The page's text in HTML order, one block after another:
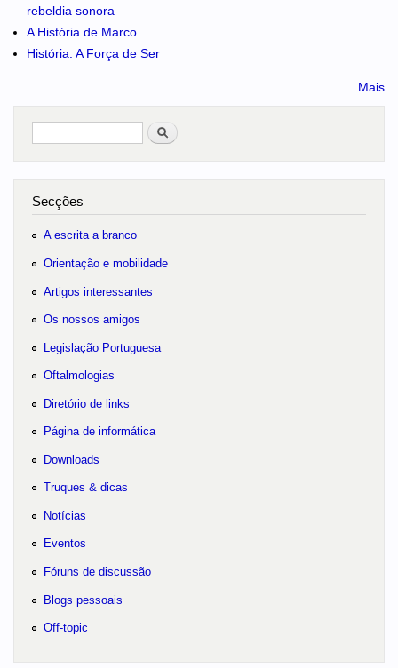
rebeldia sonora
A História de Marco
História: A Força de Ser
Mais
Pesquisar
no portal
Secções
A escrita a branco
Orientação e mobilidade
Artigos interessantes
Os nossos amigos
Legislação Portuguesa
Oftalmologias
Diretório de links
Página de informática
Downloads
Truques & dicas
Notícias
Eventos
Fóruns de discussão
Blogs pessoais
Off-topic